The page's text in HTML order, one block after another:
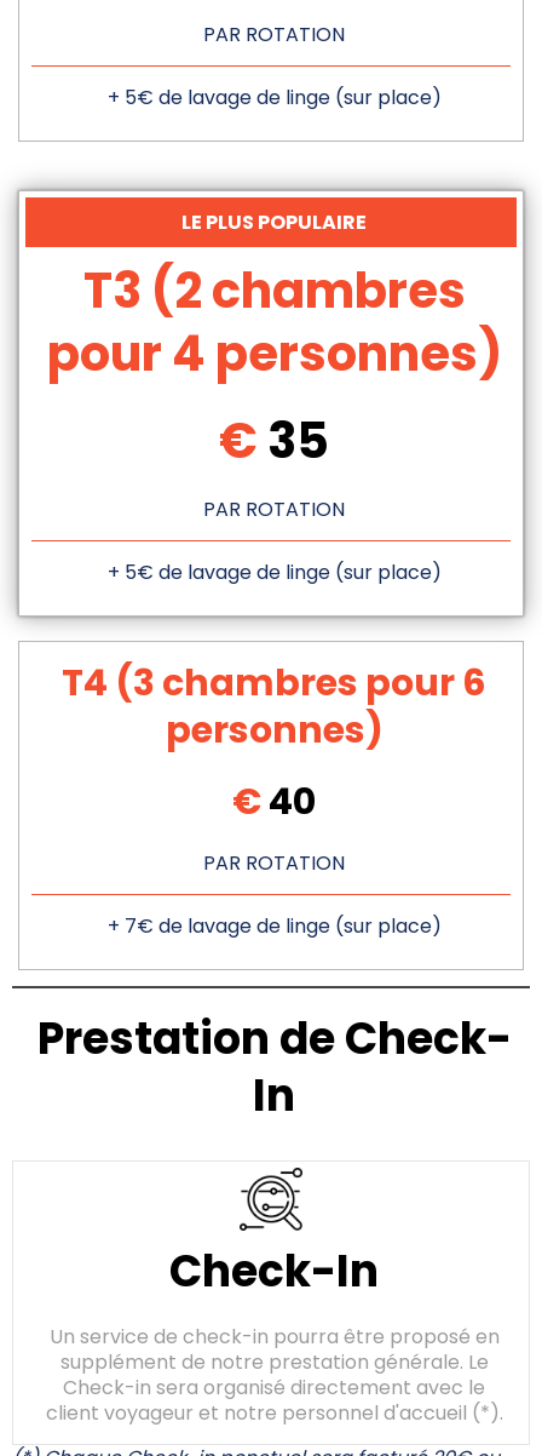
PAR ROTATION
+ 5€ de lavage de linge (sur place)
LE PLUS POPULAIRE
T3 (2 chambres
pour 4 personnes)
€35
PAR ROTATION
+ 5€ de lavage de linge (sur place)
T4 (3 chambres pour 6
personnes)
€40
PAR ROTATION
+ 7€ de lavage de linge (sur place)
Prestation de Check-
In
Check-In
Un service de check-in pourra être proposé en
supplément de notre prestation générale. Le
Check-in sera organisé directement avec le
client voyageur et notre personnel d'accueil (*).